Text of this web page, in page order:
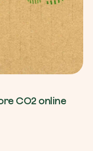
CO2 online